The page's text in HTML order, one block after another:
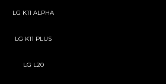
LG K11 ALPHA
LG K11 PLUS
LG L20